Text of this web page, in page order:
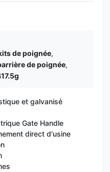
de poignée,
de poignée,
et galvanisé
Gate Handle
direct d'usine